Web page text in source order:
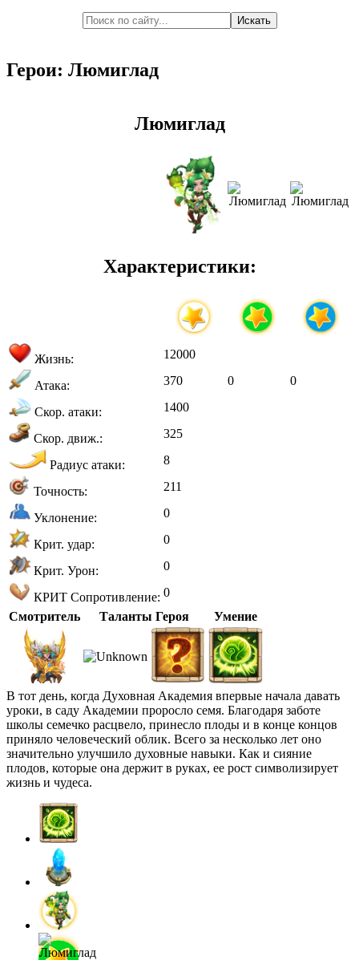
Герои: Люмиглад
Люмиглад
Характеристики:
Жизнь: 12000
Атака: 370 0 0
Скор. атаки: 1400
Скор. движ.: 325
Радиус атаки: 8
Точность: 211
Уклонение: 0
Крит. удар: 0
Крит. Урон: 0
КРИТ Сопротивление: 0
Смотритель
Таланты Героя Умение
В тот день, когда Духовная Академия впервые начала давать
уроки, в саду Академии проросло семя. Благодаря заботе
школы семечко расцвело, принесло плоды и в конце концов
приняло человеческий облик. Всего за несколько лет оно
значительно улучшило духовные навыки. Как и сияние
плодов, которые она держит в руках, ее рост символизирует
жизнь и чудеса.